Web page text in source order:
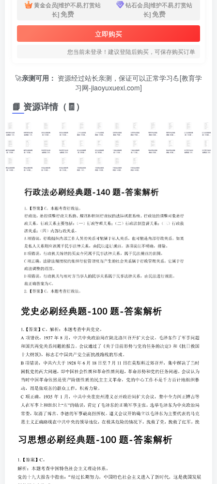
黄金会员[维护不易,打赏站
长] 免费
钻石会员[维护不易,打赏站
长] 免费
立即购买
您当前未登录！建议登陆后购买，可保存购买订单
🚀亲测可用： 资源经过站长亲测，保证可以正常学习💪[教育学
习网-jiaoyuxuexi.com]
📘 资源详情（🧾）